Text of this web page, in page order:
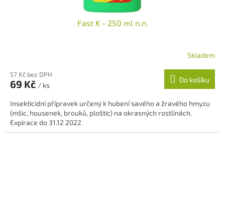
Fast K - 250 ml n.n.
Skladem
57 Kč bez DPH
69 Kč / ks
Do košíku
Insekticidní přípravek určený k hubení savého a žravého hmyzu
(mšic, housenek, brouků, ploštic) na okrasných rostlinách.
Expirace do 31.12 2022